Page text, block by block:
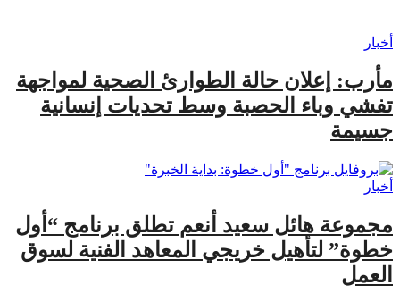
أخبار
مأرب: إعلان حالة الطوارئ الصحية لمواجهة
تفشي وباء الحصبة وسط تحديات إنسانية
جسيمة
أخبار
مجموعة هائل سعيد أنعم تطلق برنامج “أول
خطوة” لتأهيل خريجي المعاهد الفنية لسوق
العمل